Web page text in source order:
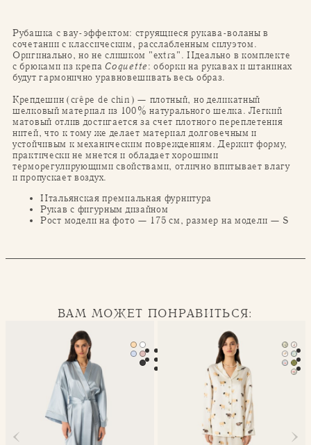
Рубашка с вау-эффектом: струящиеся рукава-воланы в
сочетании с классическим, расслабленным силуэтом.
Оригинально, но не слишком "extra". Идеально в комплекте
с брюками из крепаCoquette: оборки на рукавах и штанинах
будут гармонично уравновешивать весь образ.
Крепдешин (crêpe de chin) — плотный, но деликатный
шелковый материал из 100% натурального шелка. Легкий
матовый отлив достигается за счет плотного переплетения
нитей, что к тому же делает материал долговечным и
устойчивым к механическим повреждениям. Держит форму,
практически не мнется и обладает хорошими
терморегулирующими свойствами, отлично впитывает влагу
и пропускает воздух.
Итальянская премиальная фурнитура
Рукав с фигурным дизайном
Рост модели на фото — 175 см, размер на модели — S
ВАМ МОЖЕТ ПОНРАВИТЬСЯ:
Халат-кимоно Mona Классическая пижама